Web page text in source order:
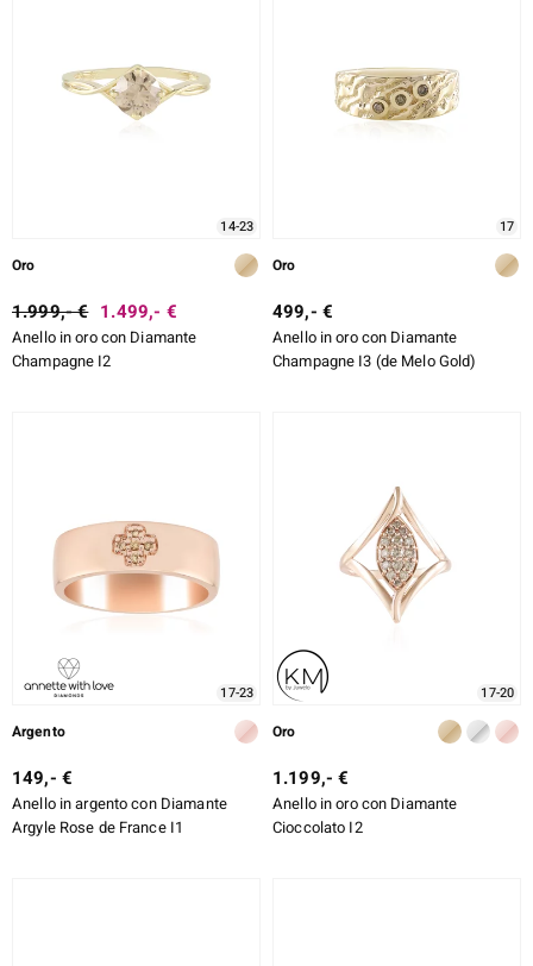
14-23
Oro
1.999,- € 1.499,- €
Anello in oro con Diamante
Champagne I2
17
Oro
499,- €
Anello in oro con Diamante
Champagne I3 (de Melo Gold)
17-23
Argento
149,- €
Anello in argento con Diamante
Argyle Rose de France I1
17-20
Oro
1.199,- €
Anello in oro con Diamante
Cioccolato I2